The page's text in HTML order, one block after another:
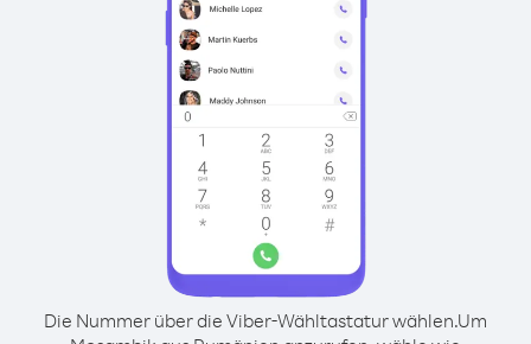
Die Nummer über die Viber-Wähltastatur wählen.Um